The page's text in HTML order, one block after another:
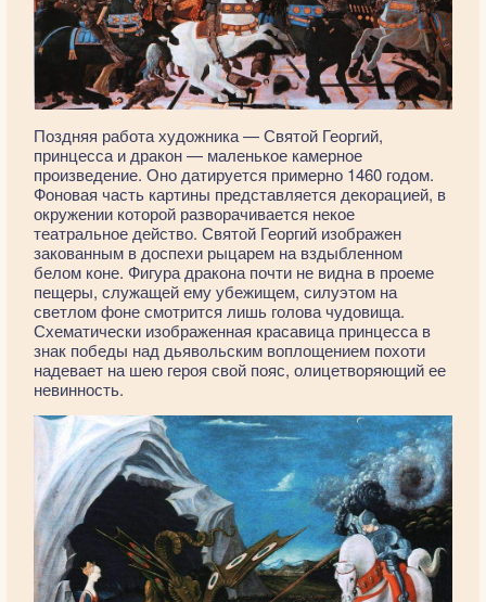
Поздняя работа художника — Святой Георгий,
принцесса и дракон — маленькое камерное
произведение. Оно датируется примерно 1460 годом.
Фоновая часть картины представляется декорацией, в
окружении которой разворачивается некое
театральное действо. Святой Георгий изображен
закованным в доспехи рыцарем на вздыбленном
белом коне. Фигура дракона почти не видна в проеме
пещеры, служащей ему убежищем, силуэтом на
светлом фоне смотрится лишь голова чудовища.
Схематически изображенная красавица принцесса в
знак победы над дьявольским воплощением похоти
надевает на шею героя свой пояс, олицетворяющий ее
невинность.